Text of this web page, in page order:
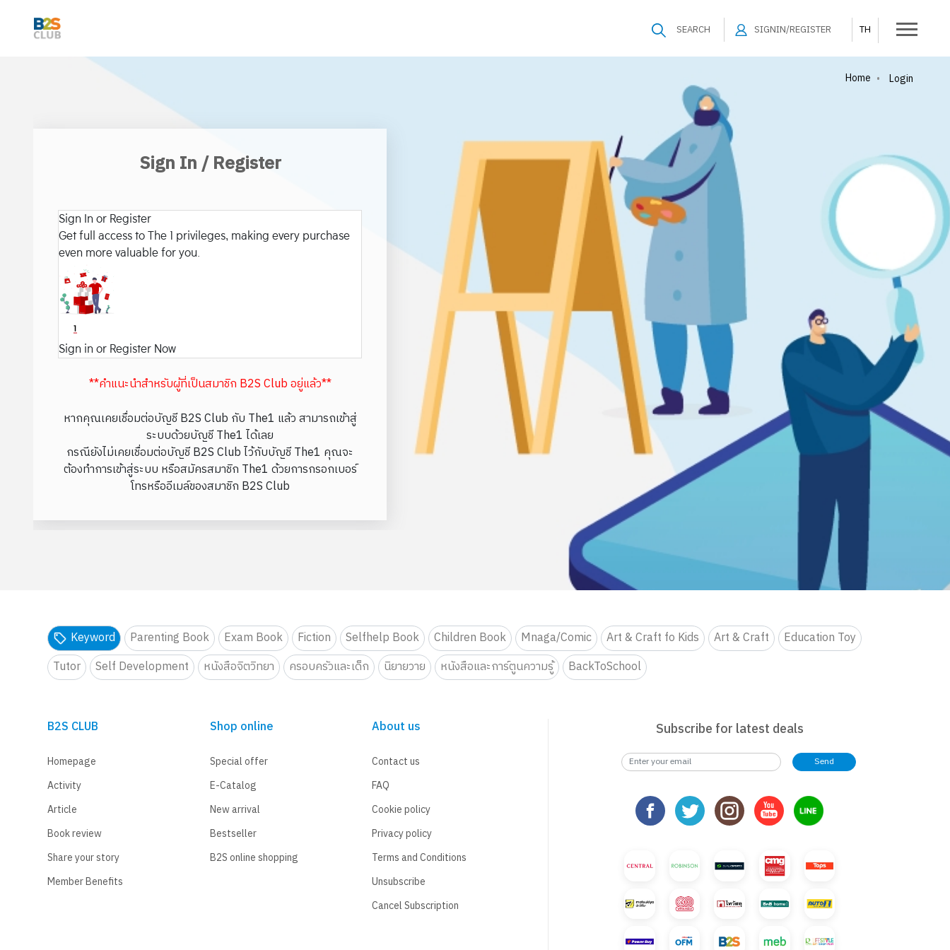
SEARCH SIGNIN/REGISTER TH
Home • Login
Sign In / Register
Sign In or Register
Get full access to The 1 privileges, making every purchase
even more valuable for you.
Sign in or Register Now
**คำแนะนำสำหรับผู้ที่เป็นสมาชิก B2S Club อยู่แล้ว**
หากคุณเคยเชื่อมต่อบัญชี B2S Club กับ The1 แล้ว สามารถเข้าสู่
ระบบด้วยบัญชี The1 ได้เลย
กรณียังไม่เคยเชื่อมต่อบัญชี B2S Club ไว้กับบัญชี The1 คุณจะ
ต้องทำการเข้าสู่ระบบ หรือสมัครสมาชิก The1 ด้วยการกรอกเบอร์
โทรหรืออีเมล์ของสมาชิก B2S Club
Keyword Parenting Book Exam Book Fiction Selfhelp Book Children Book Mnaga/Comic Art & Craft fo Kids Art & Craft
Education Toy
Tutor
Self Development หนังสือจิตวิทยา ครอบครัวและเด็ก นิยายวาย หนังสือและการ์ตูนความรู้ BackToSchool
B2S CLUB
Homepage
Activity
Article
Book review
Share your story
Member Benefits
Shop online
Special offer
E-Catalog
New arrival
Bestseller
B2S online shopping
About us
Contact us
FAQ
Cookie policy
Privacy policy
Terms and Conditions
Unsubscribe
Cancel Subscription
Subscribe for latest deals
Send